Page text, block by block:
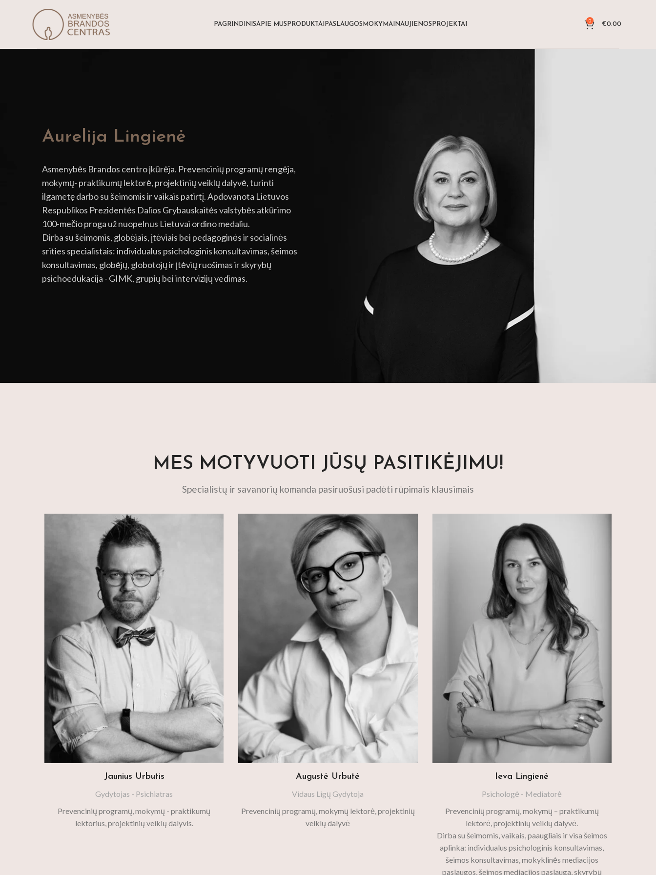
PAGRINDINISAPIE MUS PRODUKTAI PASLAUGOS MOKYMAI NAUJIENOS PROJEKTAI
0
€0.00
Aurelija Lingienė​
Asmenybės Brandos centro įkūrėja. Prevencinių programų rengėja,
mokymų- praktikumų lektorė, projektinių veiklų dalyvė, turinti
ilgametę darbo su šeimomis ir vaikais patirtį. Apdovanota Lietuvos
Respublikos Prezidentės Dalios Grybauskaitės valstybės atkūrimo
100-mečio proga už nuopelnus Lietuvai ordino medaliu.
Dirba su šeimomis, globėjais, įtėviais bei pedagoginės ir socialinės
srities specialistais: individualus psichologinis konsultavimas, šeimos
konsultavimas, globėjų, globotojų ir įtėvių ruošimas ir skyrybų
psichoedukacija - GIMK, grupių bei intervizijų vedimas.
MES MOTYVUOTI JŪSŲ PASITIKĖJIMU!
Specialistų ir savanorių komanda pasiruošusi padėti rūpimais klausimais
Jaunius Urbutis
Gydytojas - Psichiatras
Prevencinių programų, mokymų - praktikumų
lektorius, projektinių veiklų dalyvis.
Augustė Urbutė
Vidaus Ligų Gydytoja
Prevencinių programų, mokymų lektorė, projektinių
veiklų dalyvė
Ieva Lingienė
Psichologė - Mediatorė
Prevencinių programų, mokymų – praktikumų
lektorė, projektinių veiklų dalyvė.
Dirba su šeimomis, vaikais, paaugliais ir visa šeimos
aplinka: individualus psichologinis konsultavimas,
šeimos konsultavimas, mokyklinės mediacijos
paslaugos, šeimos mediacijos paslauga, skyrybų